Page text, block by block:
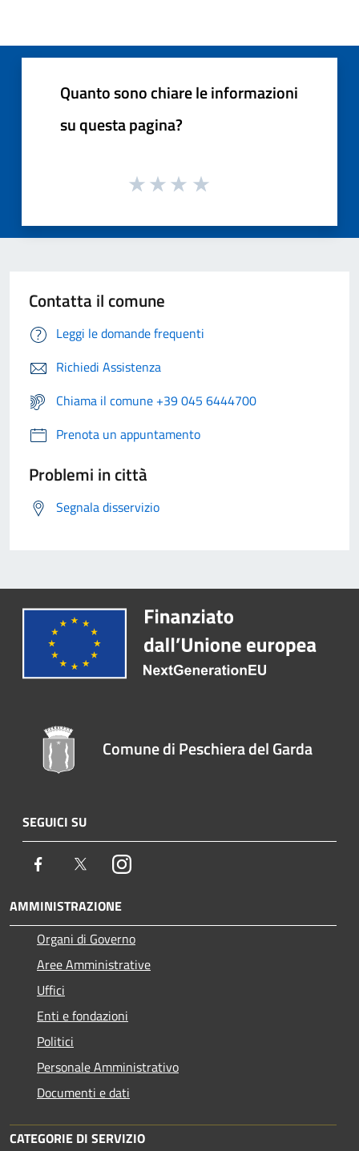
Quanto sono chiare le informazioni
su questa pagina?
Contatta il comune
Leggi le domande frequenti
Richiedi Assistenza
Chiama il comune +39 045 6444700
Prenota un appuntamento
Problemi in città
Segnala disservizio
Comune di Peschiera del Garda
SEGUICI SU
Facebook TwitterInstagram
AMMINISTRAZIONE
Organi di Governo
Aree Amministrative
Uffici
Enti e fondazioni
Politici
Personale Amministrativo
Documenti e dati
CATEGORIE DI SERVIZIO